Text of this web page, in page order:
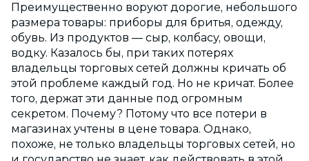
Преимущественно воруют дорогие, небольшого
размера товары: приборы для бритья, одежду,
обувь. Из продуктов — сыр, колбасу, овощи,
водку. Казалось бы, при таких потерях
владельцы торговых сетей должны кричать об
этой проблеме каждый год. Но не кричат. Более
того, держат эти данные под огромным
секретом. Почему? Потому что все потери в
магазинах учтены в цене товара. Однако,
похоже, не только владельцы торговых сетей, но